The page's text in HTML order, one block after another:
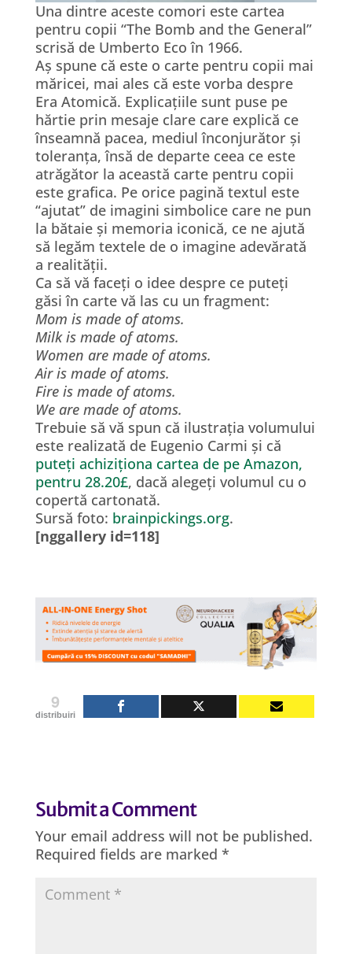
Una dintre aceste comori este cartea
pentru copii “The Bomb and the General”
scrisă de Umberto Eco în 1966.
Aș spune că este o carte pentru copii mai
măricei, mai ales că este vorba despre
Era Atomică. Explicațiile sunt puse pe
hărtie prin mesaje clare care explică ce
înseamnă pacea, mediul înconjurător și
toleranța, însă de departe ceea ce este
atrăgător la această carte pentru copii
este grafica. Pe orice pagină textul este
“ajutat” de imagini simbolice care ne pun
la bătaie și memoria iconică, ce ne ajută
să legăm textele de o imagine adevărată
a realității.
Ca să vă faceți o idee despre ce puteți
găsi în carte vă las cu un fragment:
Mom is made of atoms.
Milk is made of atoms.
Women are made of atoms.
Air is made of atoms.
Fire is made of atoms.
We are made of atoms.
Trebuie să vă spun că ilustrația volumului
este realizată de Eugenio Carmi și că
puteți achiziționa cartea de pe Amazon,
pentru 28.20£, dacă alegeți volumul cu o
copertă cartonată.
Sursă foto: brainpickings.org.
[nggallery id=118]
9
distribuiri
Submit a Comment
Your email address will not be published.
Required fields are marked *